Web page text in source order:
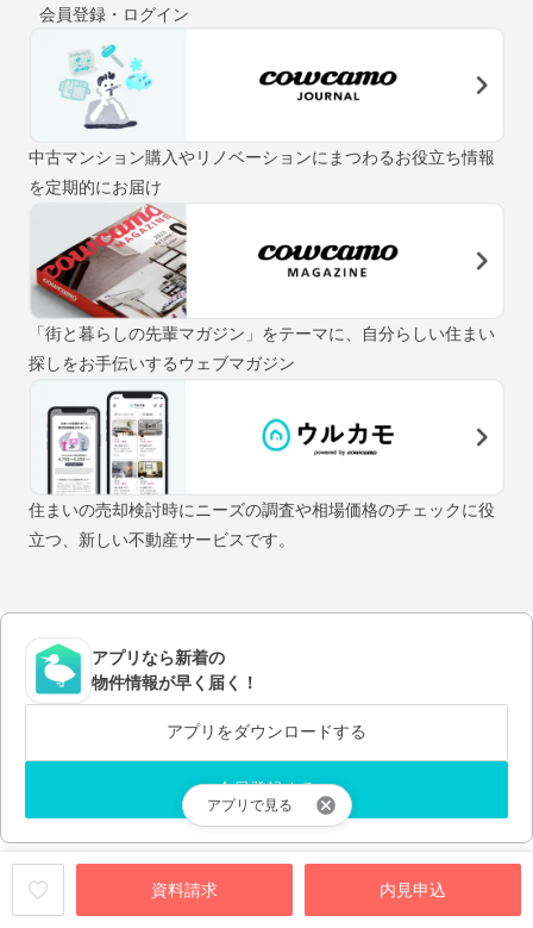
資料請求 内見申込
アプリで見る
会員登録・ログイン
中古マンション購入やリノベーションにまつわるお役立ち情報
を定期的にお届け
「街と暮らしの先輩マガジン」をテーマに、自分らしい住まい
探しをお手伝いするウェブマガジン
住まいの売却検討時にニーズの調査や相場価格のチェックに役
立つ、新しい不動産サービスです。
アプリなら新着の
物件情報が早く届く！
アプリをダウンロードする
会員登録する